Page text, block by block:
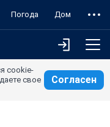
Погода Дом
cookie-
свое
Согласен